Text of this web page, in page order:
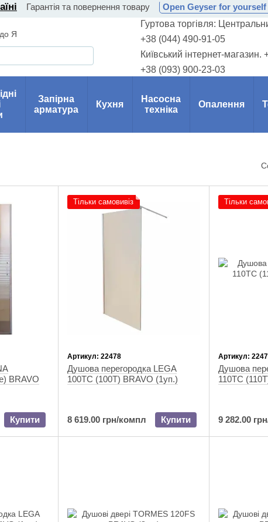
Гарантія та повернення товару Open Geyser for yourself
Я
Гуртова торгівля:
+38 (044) 490-91-05
Київський інтернет-
+38 (093) 900-23-03
Запірна
арматура
Кухня
Насосна
техніка
Опалення
BRAVO
Купити
Тільки самовивіз
Артикул: 22478
Душова перегородка LEGA
100TC (100T) BRAVO (1уп.)
8 619.00 грн/компл Купити
Тільки
Артикул:
Душова
110TC
9 282.00